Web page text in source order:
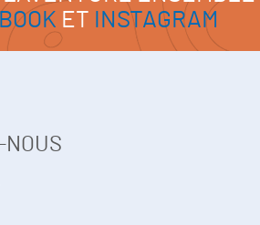
ET INSTAGRAM
NOUS